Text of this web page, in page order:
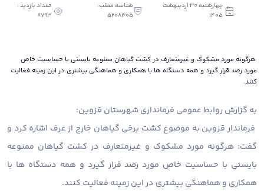
چهارشنبه 30 اردیبهشت
1405
شناسه مطلب:
5208305
تعداد بازدید :
8793
هرگونه مورد مشکوک و غیرمتعارف در کشت گیاهان ممنوعه بایستی با حساسیت خاص
مورد رصد قرار گیرد و همه دستگاه ها با همکاری و هماهنگی بیشتری در این زمینه فعالیت
کنند.
به گزارش روابط عمومی فرمانداری شهرستان قزوین:
فرماندار قزوین به موضوع کشت برخی گیاهان خارج از عرف اشاره کرد و
گفت: هرگونه مورد مشکوک و غیرمتعارف در کشت گیاهان ممنوعه
بایستی با حساسیت خاص مورد رصد قرار گیرد و همه دستگاه ها با
همکاری و هماهنگی بیشتری در این زمینه فعالیت کنند.